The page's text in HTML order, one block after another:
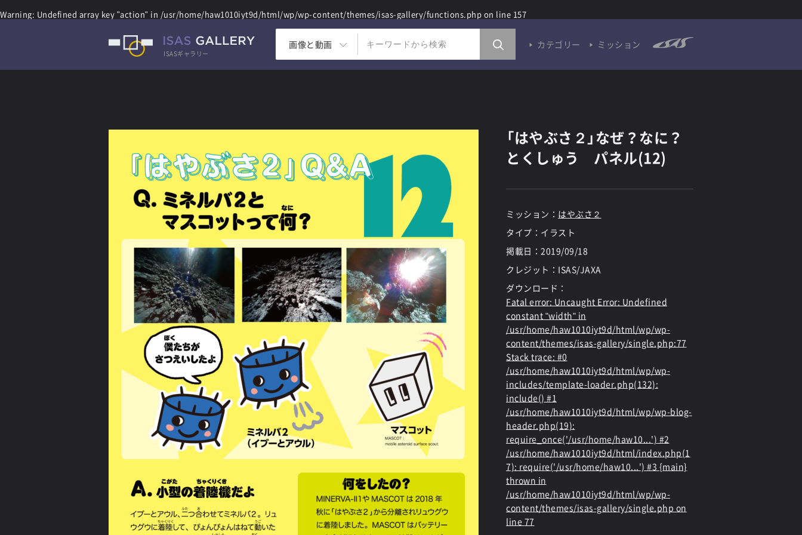
Warning: Undefined array key "action" in /usr/home/haw1010iyt9d/html/wp/wp-content/themes/isas-gallery/functions.php on line 157
ISASギャラリー
画像と動画 カテゴリー ミッション
「はやぶさ２」なぜ？なに？
とくしゅう パネル(12)
ミッション： はやぶさ２
タイプ：イラスト
掲載日： 2019/09/18
クレジット：ISAS/JAXA
ダウンロード：
Fatal error: Uncaught Error: Undefined
constant "width" in
/usr/home/haw1010iyt9d/html/wp/wp-
content/themes/isas-gallery/single.php:77
Stack trace: #0
/usr/home/haw1010iyt9d/html/wp/wp-
includes/template-loader.php(132):
include() #1
/usr/home/haw1010iyt9d/html/wp/wp-blog-
header.php(19):
require_once('/usr/home/haw10...') #2
/usr/home/haw1010iyt9d/html/index.php(1
7): require('/usr/home/haw10...') #3 {main}
thrown in
/usr/home/haw1010iyt9d/html/wp/wp-
content/themes/isas-gallery/single.php on
line 77